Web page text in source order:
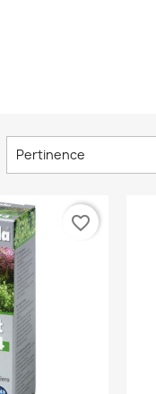
Pertinence
favorite_border